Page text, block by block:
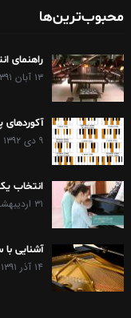
محبوب‌ترین‌ها
راهنمای
۱۳ آبان ۱۳۹۱
آکوردهای
۹ دی ۱۳۹۲
انتخاب
۳۱ اردیبهشت ۱۳۹۷
آشنایی
۱۴ آذر ۱۳۹۱